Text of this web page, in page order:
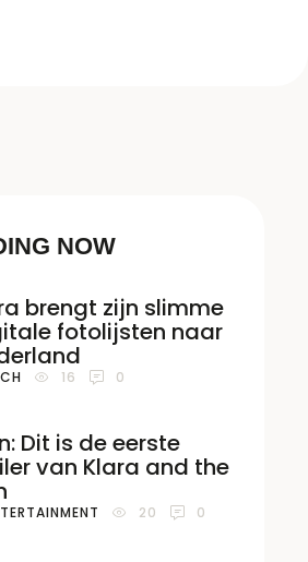
NOW
brengt zijn slimme
fotolijsten naar
16 0
Dit is de eerste
van Klara and the
20 0